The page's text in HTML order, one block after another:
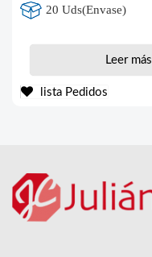
20 Uds(Envase)
Leer más
lista Pedidos